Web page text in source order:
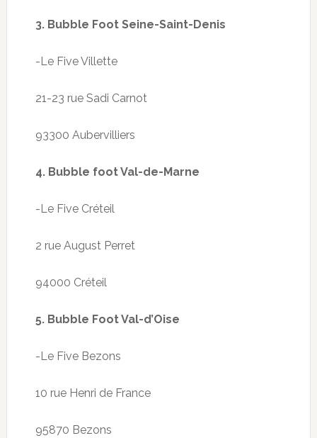
3. Bubble Foot Seine-Saint-Denis
-Le Five Villette
21-23 rue Sadi Carnot
93300 Aubervilliers
4. Bubble foot Val-de-Marne
-Le Five Créteil
2 rueAugust Perret
94000 Créteil
5. Bubble Foot Val-d’Oise
-Le Five Bezons
10 rue Henri de France
95870 Bezons